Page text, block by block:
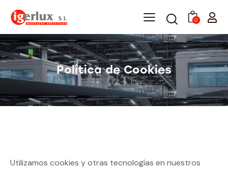
0
Política de Cookies
Utilizamos cookies y otras tecnologías en nuestros